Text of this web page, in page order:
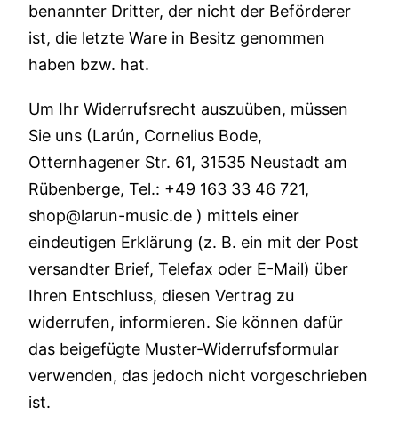
benannter Dritter, der nicht der Beförderer
ist, die letzte Ware in Besitz genommen
haben bzw. hat.
Um Ihr Widerrufsrecht auszuüben, müssen
Sie uns (Larún, Cornelius Bode,
Otternhagener Str. 61, 31535 Neustadt am
Rübenberge, Tel.: +49 163 33 46 721,
shop@larun-music.de ) mittels einer
eindeutigen Erklärung (z. B. ein mit der Post
versandter Brief, Telefax oder E-Mail) über
Ihren Entschluss, diesen Vertrag zu
widerrufen, informieren. Sie können dafür
das beigefügte Muster-Widerrufsformular
verwenden, das jedoch nicht vorgeschrieben
ist.